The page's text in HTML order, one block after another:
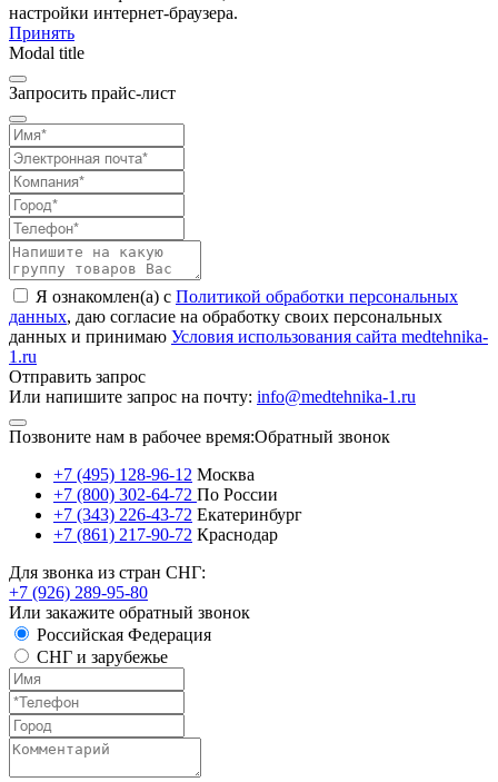
настройки интернет-браузера.
Принять
Modal title
Запросить прайс-лист
Я ознакомлен(а) с Политикой обработки персональных
данных, даю согласие на обработку своих персональных
данных и принимаю Условия использования сайта medtehnika-
1.ru
Отправить запрос
Или напишите запрос на почту: info@medtehnika-1.ru
Позвоните нам в рабочее время:Обратный звонок
+7 (495) 128-96-12 Москва
+7 (800) 302-64-72 По России
+7 (343) 226-43-72 Екатеринбург
+7 (861) 217-90-72 Краснодар
Для звонка из стран СНГ:
+7 (926) 289-95-80
Или закажите обратный звонок
Российская Федерация
СНГ и зарубежье